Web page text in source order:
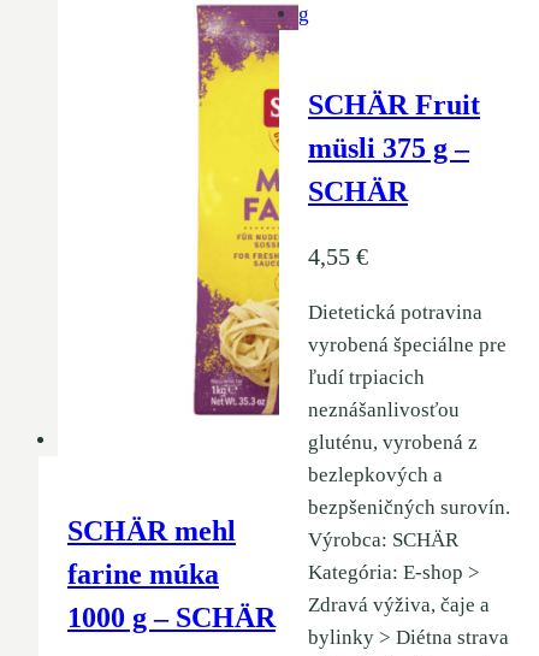
SCHÄR mehl
farine múka
1000 g – SCHÄR
SCHÄR Fruit
müsli 375 g –
SCHÄR
4,55 €
Dietetická potravina
vyrobená špeciálne pre
ľudí trpiacich
neznášanlivosťou
gluténu, vyrobená z
bezlepkových a
bezpšeničných surovín.
Výrobca: SCHÄR
Kategória: E-shop >
Zdravá výživa, čaje a
bylinky > Diétna strava